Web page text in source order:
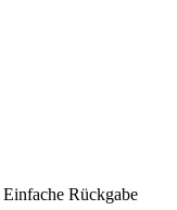
Einfache Rückgabe